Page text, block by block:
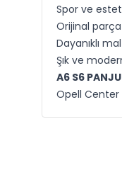
Spor ve
Orijinal
Dayanıklı
Şık ve
A6 S6
Opell Center